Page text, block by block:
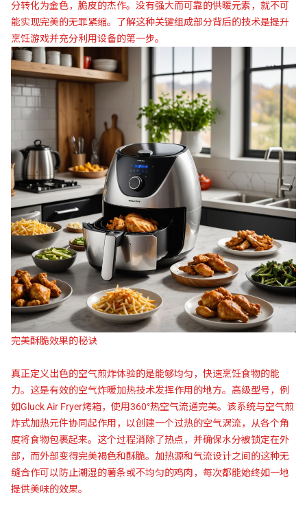
分转化为金色，脆皮的杰作。没有强大而可靠的供暖元素，就不可
能实现完美的无罪紧缩。了解这种关键组成部分背后的技术是提升
烹饪游戏并充分利用设备的第一步。
完美酥脆效果的秘诀
真正定义出色的空气煎炸体验的是能够均匀，快速烹饪食物的能
力。这是有效的空气炸暖加热技术发挥作用的地方。高级型号，例
如Gluck Air Fryer烤箱，使用360°热空气流通完美。该系统与空气煎
炸式加热元件协同起作用，以创建一个过热的空气涡流，从各个角
度将食物包裹起来。这个过程消除了热点，并确保水分被锁定在外
部，而外部变得完美褐色和酥脆。加热源和气流设计之间的这种无
缝合作可以防止潮湿的薯条或不均匀的鸡肉，每次都能始终如一地
提供美味的效果。